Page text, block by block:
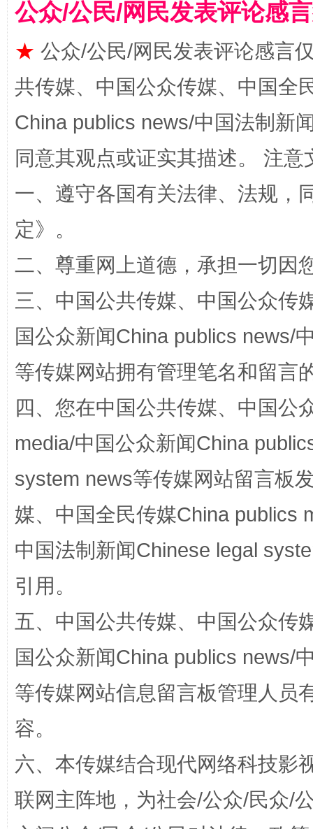
全民健身五年计划来了！等你上场
国家大学科技园优化重塑工作
“蜀中异人”王建安的艺术幻境
公众/公民/网民发表评论感
★ 公众/公民/网民发表评论感言
共传媒、中国公众传媒、中国全
China publics news/中国法制新
同意其观点或证实其描述。 注
一、遵守各国有关法律、法规，
定》。
二、尊重网上道德，承担一切因
三、中国公共传媒、中国公众传
国公众新闻China publics news/
等传媒网站拥有管理笔名和留言
四、您在中国公共传媒、中国公
media/中国公众新闻China
system news等传媒网站留言板
媒、中国全民传媒China publics
中国法制新闻Chinese legal
引用。
五、中国公共传媒、中国公众传
国公众新闻China publics news/
等传媒网站信息留言板管理人员
容。
六、本传媒结合现代网络科技影
联网主阵地，为社会/公众/民众/